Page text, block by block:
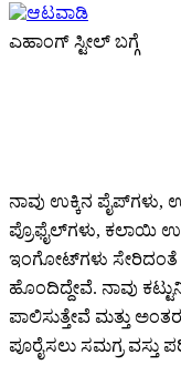
ಎಹಾಂಗ್ ಸ್ಟೀಲ್ ಬಗ್ಗೆ
ನಾವು ಉಕ್ಕಿನ ಪೈಪ್‌ಗಳು,
ಪ್ರೊಫೈಲ್‌ಗಳು, ಕಲಾಯಿ
ಇಂಗೋಟ್‌ಗಳು ಸೇರಿದಂತೆ
ಹೊಂದಿದ್ದೇವೆ. ನಾವು
ಪಾಲಿಸುತ್ತೇವೆ ಮತ್ತು
ಪೂರೈಸಲು ಸಮಗ್ರ ವಸ್ತು